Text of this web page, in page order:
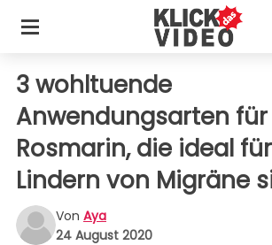
3 wohltuende
Anwendungsarten für
Rosmarin, die ideal
Lindern von Migräne
Von Aya
24 August 2020